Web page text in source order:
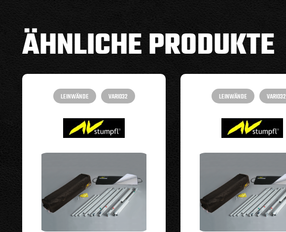
ÄHNLICHE PRODUKTE
LEINWÄNDE VARIO32 LEINWÄNDE VARIO32